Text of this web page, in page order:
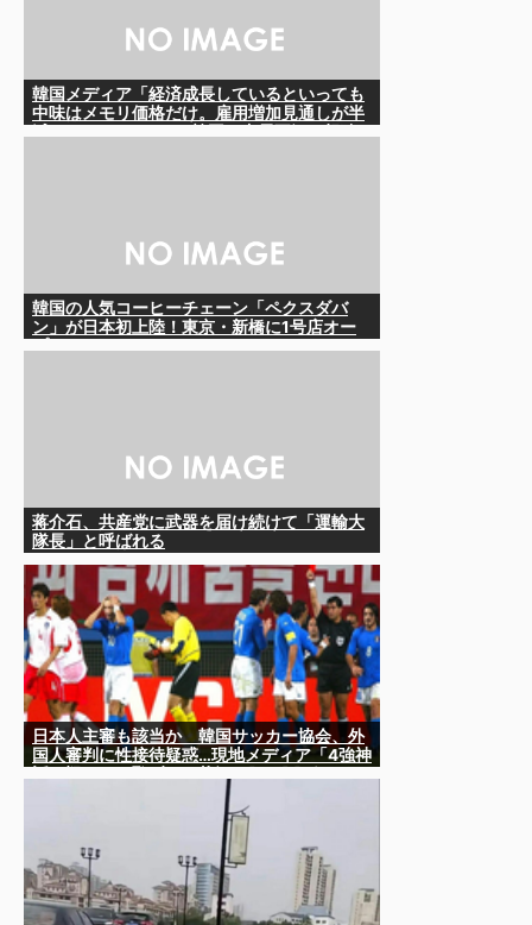
韓国メディア「経済成長しているといっても
中味はメモリ価格だけ。雇用増加見通しが半
韓国の人気コーヒーチェーン「ペクスダバ
ン」が日本初上陸！東京・新橋に1号店オー
蒋介石、共産党に武器を届け続けて「運輸大
隊長」と呼ばれる
日本人主審も該当か 韓国サッカー協会、外
国人審判に性接待疑惑…現地メディア「4強神